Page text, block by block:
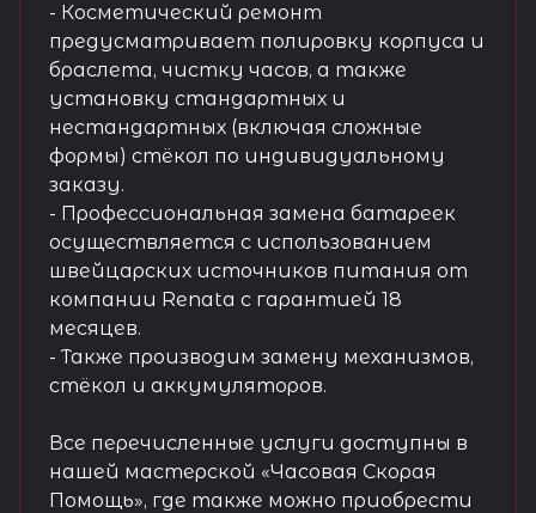
- Косметический ремонт
предусматривает полировку корпуса и
браслета, чистку часов, а также
установку стандартных и
нестандартных (включая сложные
формы) стёкол по индивидуальному
заказу.
- Профессиональная замена батареек
осуществляется с использованием
швейцарских источников питания от
компании Renata с гарантией 18
месяцев.
- Также производим замену механизмов,
стёкол и аккумуляторов.
Все перечисленные услуги доступны в
нашей мастерской «Часовая Скорая
Помощь», где также можно приобрести